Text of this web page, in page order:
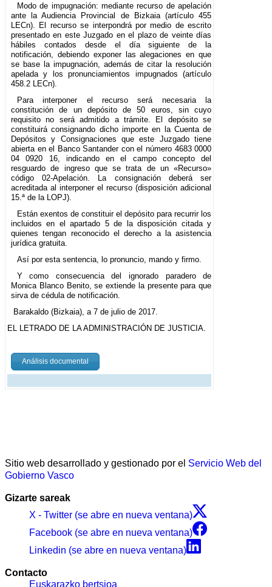
Modo de impugnación: mediante recurso de apelación
ante la Audiencia Provincial de Bizkaia (artículo 455
LECn). El recurso se interpondrá por medio de escrito
presentado en este Juzgado en el plazo de veinte días
hábiles contados desde el día siguiente de la
notificación, debiendo exponer las alegaciones en que
se base la impugnación, además de citar la resolución
apelada y los pronunciamientos impugnados (artículo
458.2 LECn).
Para interponer el recurso será necesaria la
constitución de un depósito de 50 euros, sin cuyo
requisito no será admitido a trámite. El depósito se
constituirá consignando dicho importe en la Cuenta de
Depósitos y Consignaciones que este Juzgado tiene
abierta en el Banco Santander con el número 4683 0000
04 0920 16, indicando en el campo concepto del
resguardo de ingreso que se trata de un «Recurso»
código 02-Apelación. La consignación deberá ser
acreditada al interponer el recurso (disposición adicional
15.ª de la LOPJ).
Están exentos de constituir el depósito para recurrir los
incluidos en el apartado 5 de la disposición citada y
quienes tengan reconocido el derecho a la asistencia
jurídica gratuita.
Así por esta sentencia, lo pronuncio, mando y firmo.
Y como consecuencia del ignorado paradero de
Monica Blanco Benito, se extiende la presente para que
sirva de cédula de notificación.
Barakaldo (Bizkaia), a 7 de julio de 2017.
EL LETRADO DE LA ADMINISTRACIÓN DE JUSTICIA.
Análisis documental
Sitio web desarrollado y gestionado por el Servicio Web del
Gobierno Vasco
Gizarte sareak
X - Twitter (se abre en nueva ventana)
Facebook (se abre en nueva ventana)
Linkedin (se abre en nueva ventana)
Contacto
Euskarazko bertsioa